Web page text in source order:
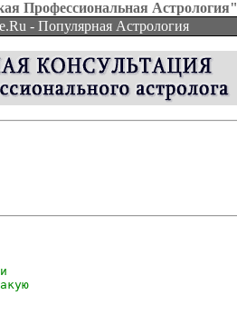
Профессиональная Астрология"
- Популярная Астрология